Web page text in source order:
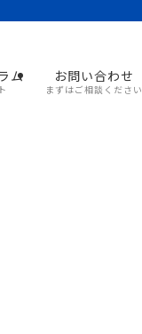
ム お問い合わせ
まずはご相談ください